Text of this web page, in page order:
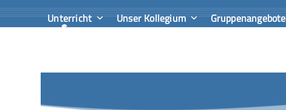
Skip
Unterricht Unser Kollegium Gruppenangebote